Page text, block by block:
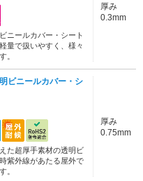
ニールカバー・シート
量で扱いやすく、様々
。
厚み
0.3mm
ビニールカバー・シ
た超厚手素材の透明ビ
紫外線があたる屋外で
。
厚み
0.75mm